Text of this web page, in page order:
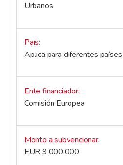
Urbanos
País
Aplica para diferentes países
Ente financiador
Comisión Europea
Monto a subvencionar
EUR 9,000,000